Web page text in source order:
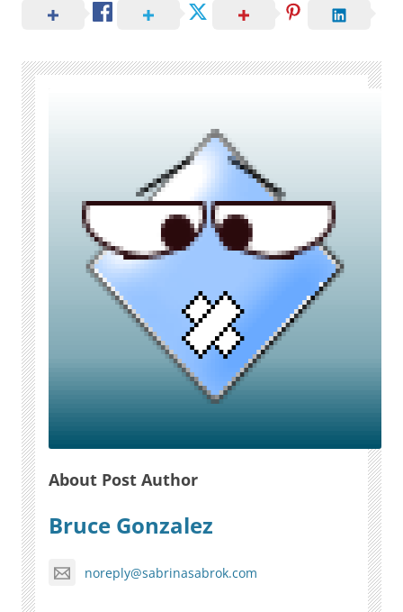
About Post Author
Bruce Gonzalez
noreply@sabrinasabrok.com